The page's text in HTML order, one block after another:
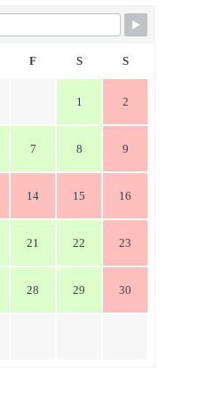
F S S
1 2
7 8 9
14 15 16
21 22 23
28 29 30